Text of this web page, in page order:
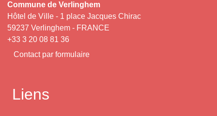
Commune de Verlinghem
Hôtel de Ville - 1 place Jacques Chirac
59237 Verlinghem - FRANCE
+33 3 20 08 81 36
Contact par formulaire
Liens